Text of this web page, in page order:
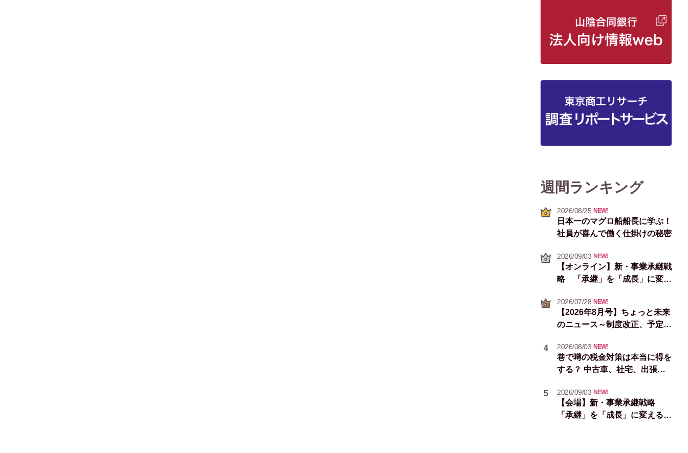
週間ランキング
2026/08/25 NEW!
日本一のマグロ船船長に学ぶ！
社員が喜んで働く仕掛けの秘密
2026/09/03 NEW!
【オンライン】新・事業承継戦
略 「承継」を「成長」に変え
2026/07/28 NEW!
【2026年8月号】ちょっと未来
のニュース～制度改正、予定イ
4
2026/08/03 NEW!
巷で噂の税金対策は本当に得を
する？ 中古車、社宅、出張手
5
2026/09/03 NEW!
【会場】新・事業承継戦略
「承継」を「成長」に変える次